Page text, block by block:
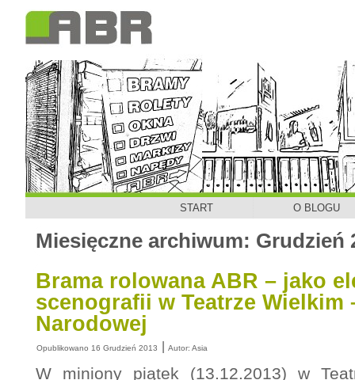
START O BLOGU
Miesięczne archiwum: Grudzień
Brama rolowana ABR – jako
scenografii w Teatrze Wielkim
Narodowej
Opublikowano 16 Grudzień 2013 | Autor: Asia
W miniony piątek (13.12.2013) w